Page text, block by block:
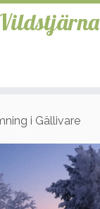
i Gällivare